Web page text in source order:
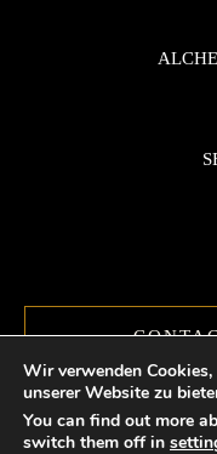
Wir verwenden
unserer Website zu
You can find out more
switch them off in